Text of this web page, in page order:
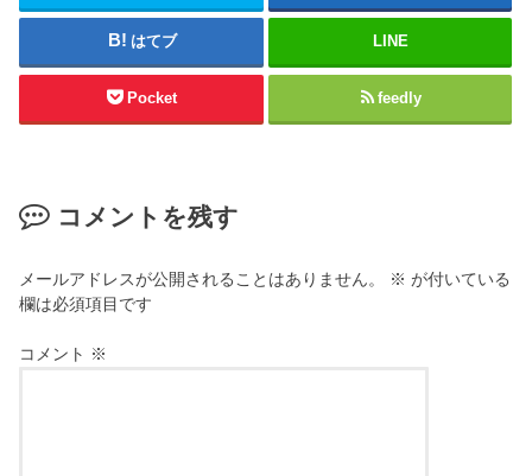
はてブ LINE
Pocket feedly
コメントを残す
メールアドレスが公開されることはありません。 ※ が付いている
欄は必須項目です
コメント ※